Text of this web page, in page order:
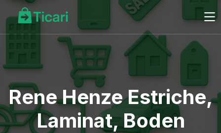
Rene Henze Estriche,
Laminat, Boden